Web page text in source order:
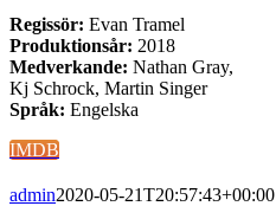
Regissör: Evan Tramel
Produktionsår: 2018
Medverkande: Nathan Gray,
Kj Schrock, Martin Singer
Språk: Engelska
IMDB
admin2020-05-21T20:57:43+00:00